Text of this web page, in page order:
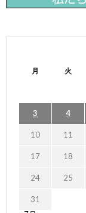
月 火
3 4
10 11
17 18
24 25
31